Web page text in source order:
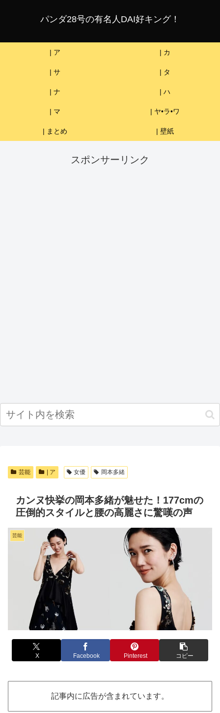
パンダ28号の有名人DAI好キング！
| ア | カ
| サ | タ
| ナ | ハ
| マ | ヤ•ラ•ワ
| まとめ | 壁紙
スポンサーリンク
芸能 | ア 女優 岡本多緒
カンヌ快挙の岡本多緒が魅せた！177cmの
圧倒的スタイルと腰の高麗さに驚嘆の声
芸能
X Facebook Pinterest コピー
記事内に広告が含まれています。